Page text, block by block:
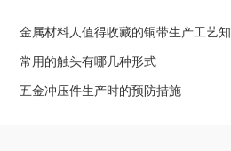
金属材料人值得收藏的铜带生产工艺知
常用的触头有哪几种形式
五金冲压件生产时的预防措施